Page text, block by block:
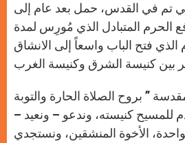
تم في القدس، حمل بعد عام إلى
الحرم المتبادل الذي مُورِس لمدة
فتح الباب واسعاً إلى الانشاق
” بروح الصلاة الحارة والتوبة
للمسيح كنيسته، وندعو – ونعيد –
الأخوة المنشقين، ونستجدي